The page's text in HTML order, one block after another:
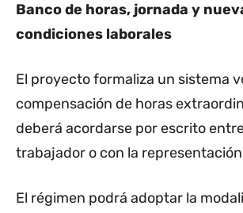
Banco de horas, jornada y
condiciones laborales
El proyecto formaliza un sistema
compensación de horas
deberá acordarse por escrito
trabajador o con la
El régimen podrá adoptar la